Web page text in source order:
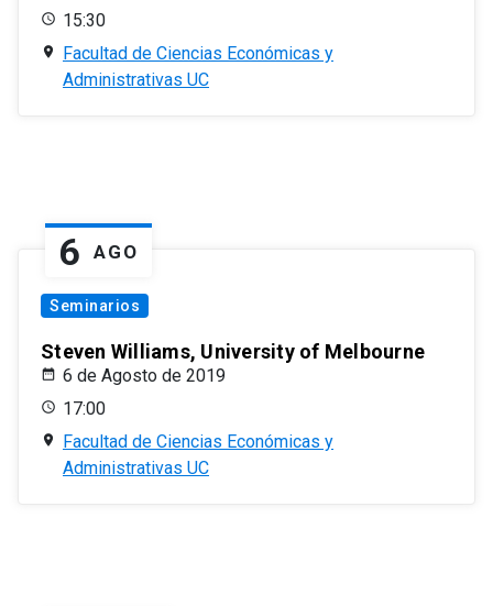
15:30
Facultad de Ciencias Económicas y
Administrativas UC
6 AGO
Seminarios
Steven Williams, University of Melbourne
6 de Agosto de 2019
17:00
Facultad de Ciencias Económicas y
Administrativas UC